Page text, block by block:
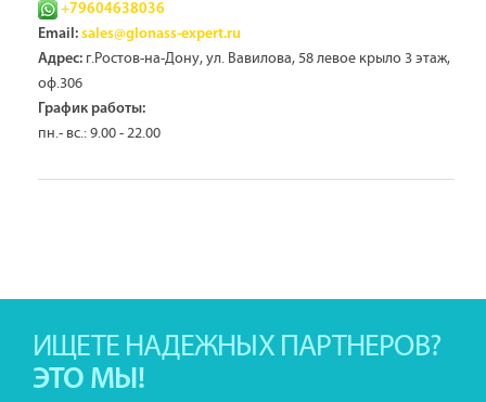
+79604638036
Email: sales@glonass-expert.ru
Адрес: г.Ростов-на-Дону, ул. Вавилова, 58 левое крыло 3 этаж,
оф.306
График работы:
пн.- вс.: 9.00 - 22.00
ИЩЕТЕ НАДЕЖНЫХ ПАРТНЕРОВ?
ЭТО МЫ!